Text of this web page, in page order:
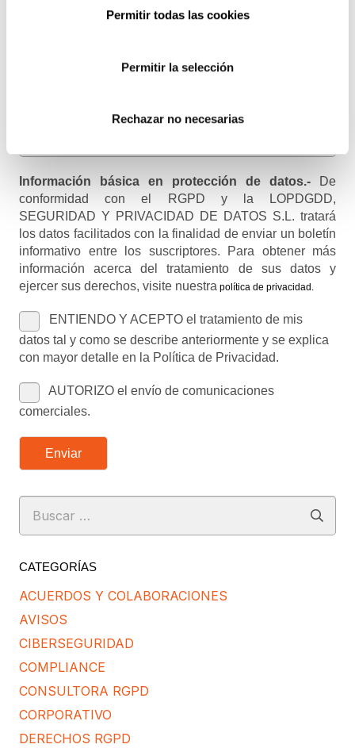
Permitir todas las cookies
Permitir la selección
Rechazar no necesarias
Información básica en protección de datos.- De
conformidad con el RGPD y la LOPDGDD,
SEGURIDAD Y PRIVACIDAD DE DATOS S.L. tratará
los datos facilitados con la finalidad de enviar un boletín
informativo entre los suscriptores. Para obtener más
información acerca del tratamiento de sus datos y
ejercer sus derechos, visite nuestra política de privacidad
ENTIENDO Y ACEPTO el tratamiento de mis
datos tal y como se describe anteriormente y se explica
con mayor detalle en la Política de Privacidad.
AUTORIZO el envío de comunicaciones
comerciales.
Enviar
Buscar:
CATEGORÍAS
ACUERDOS Y COLABORACIONES
AVISOS
CIBERSEGURIDAD
COMPLIANCE
CONSULTORA RGPD
CORPORATIVO
DERECHOS RGPD